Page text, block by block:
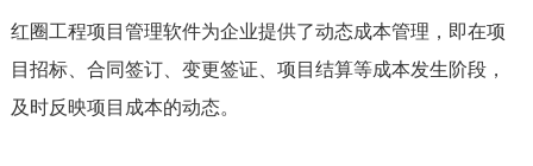
红圈工程项目管理软件为企业提供了动态成本管理，即在项
目招标、合同签订、变更签证、项目结算等成本发生阶段，
及时反映项目成本的动态。